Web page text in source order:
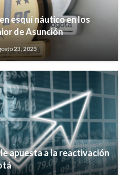
esquí náutico en los
de Asunción
23, 2025
apuesta a la reactivación